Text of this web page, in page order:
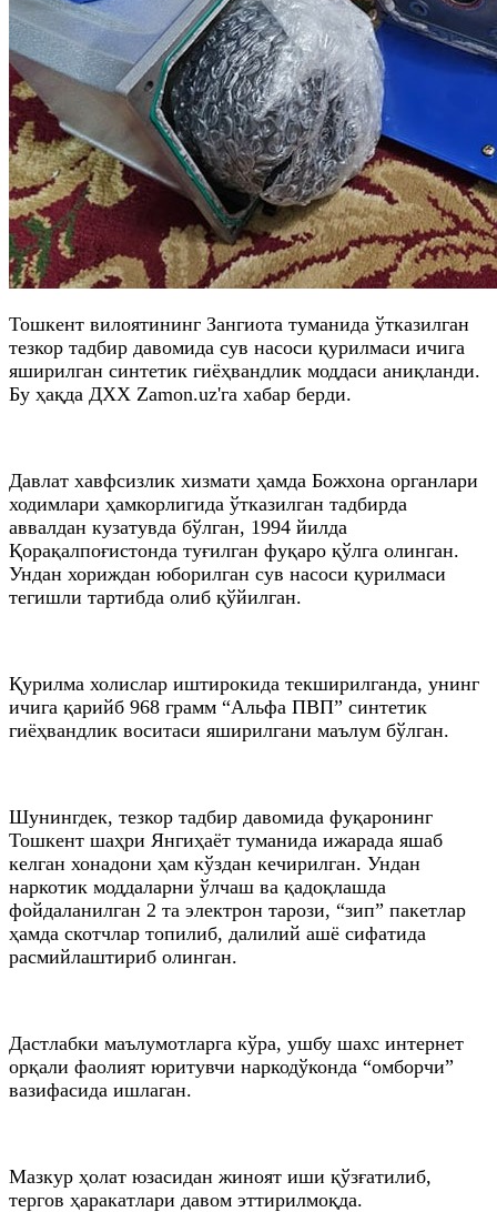
Тошкент вилоятининг Зангиота туманида ўтказилган
тезкор тадбир давомида сув насоси қурилмаси ичига
яширилган синтетик гиёҳвандлик моддаси аниқланди.
Бу ҳақда ДХХ Zamon.uz'га хабар берди.
Давлат хавфсизлик хизмати ҳамда Божхона органлари
ходимлари ҳамкорлигида ўтказилган тадбирда
аввалдан кузатувда бўлган, 1994 йилда
Қорақалпоғистонда туғилган фуқаро қўлга олинган.
Ундан хориждан юборилган сув насоси қурилмаси
тегишли тартибда олиб қўйилган.
Қурилма холислар иштирокида текширилганда, унинг
ичига қарийб 968 грамм “Альфа ПВП” синтетик
гиёҳвандлик воситаси яширилгани маълум бўлган.
Шунингдек, тезкор тадбир давомида фуқаронинг
Тошкент шаҳри Янгиҳаёт туманида ижарада яшаб
келган хонадони ҳам кўздан кечирилган. Ундан
наркотик моддаларни ўлчаш ва қадоқлашда
фойдаланилган 2 та электрон тарози, “зип” пакетлар
ҳамда скотчлар топилиб, далилий ашё сифатида
расмийлаштириб олинган.
Дастлабки маълумотларга кўра, ушбу шахс интернет
орқали фаолият юритувчи наркодўконда “омборчи”
вазифасида ишлаган.
Мазкур ҳолат юзасидан жиноят иши қўзғатилиб,
тергов ҳаракатлари давом эттирилмоқда.